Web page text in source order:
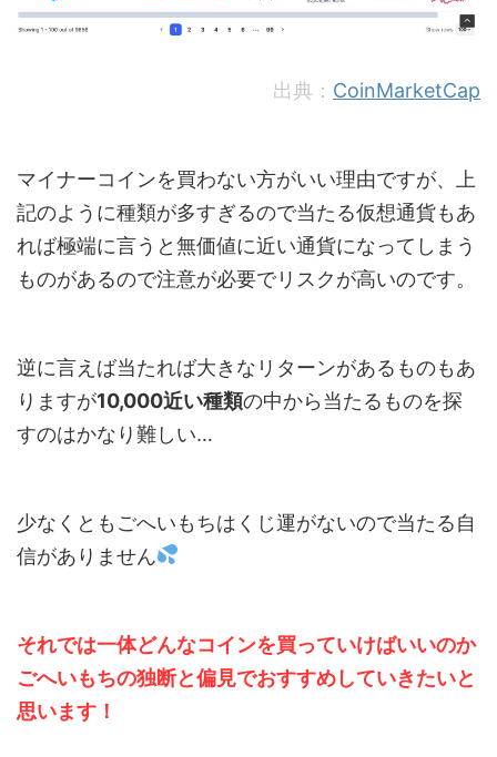
出典： CoinMarketCap
マイナーコインを買わない方がいい理由ですが、上
記のように種類が多すぎるので当たる仮想通貨もあ
れば極端に言うと無価値に近い通貨になってしまう
ものがあるので注意が必要でリスクが高いのです。
逆に言えば当たれば大きなリターンがあるものもあ
りますが10,000近い種類の中から当たるものを探
すのはかなり難しい…
少なくともごへいもちはくじ運がないので当たる自
信がありません
それでは一体どんなコインを買っていけばいいのか
ごへいもちの独断と偏見でおすすめしていきたいと
思います！